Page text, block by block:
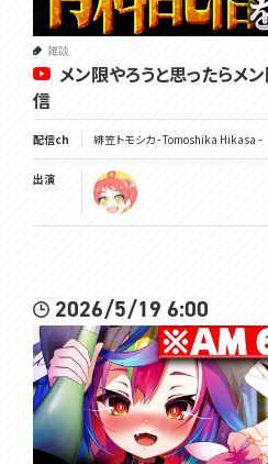
雑談
メン限やろうと思ったらメ
信
配信ch 緋笠トモシカ - Tomoshika Hikasa -
出演
2026/5/19 6:00